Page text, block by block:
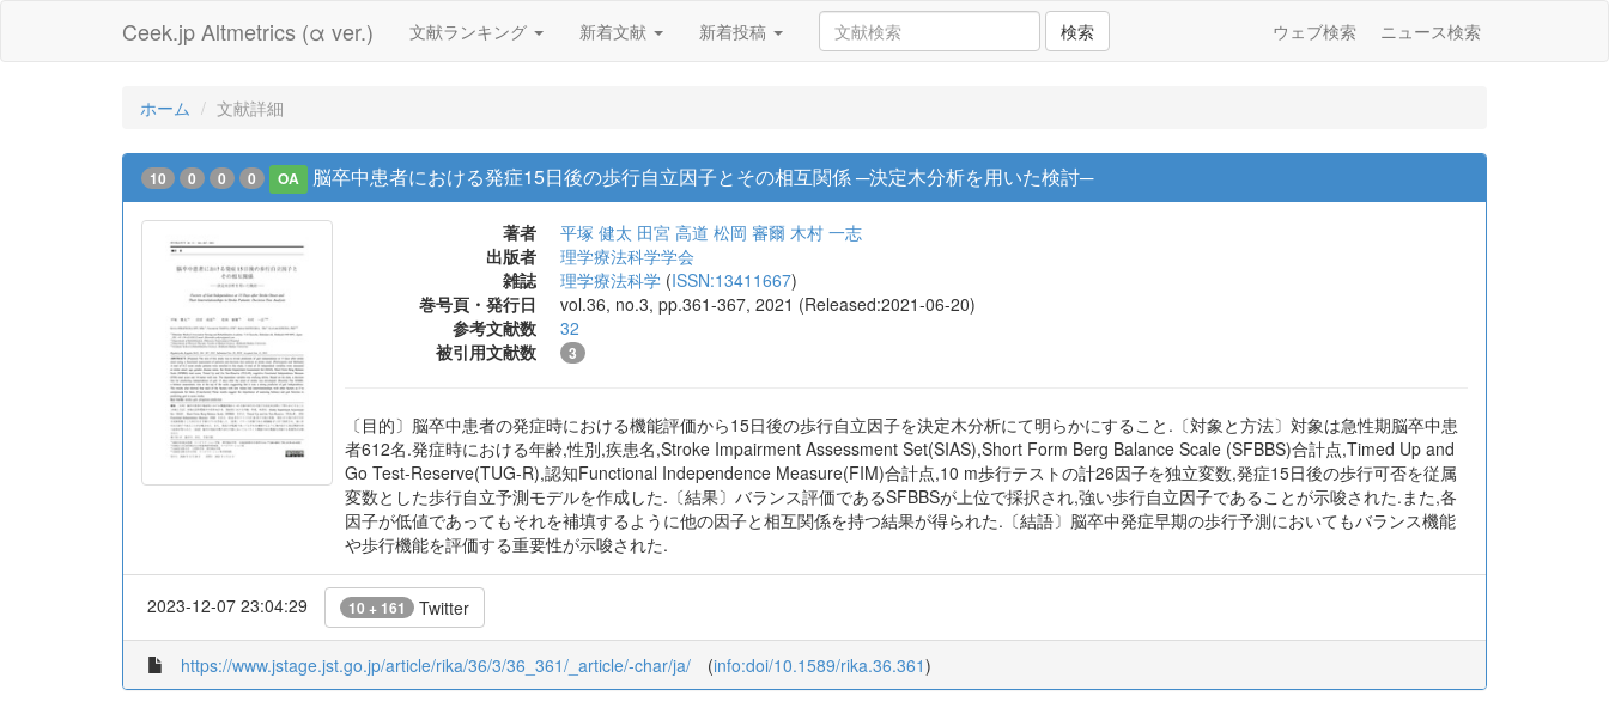
Ceek.jp Altmetrics (α ver.) 文献ランキング 新着文献 新着投稿 検索 ウェブ検索 ニュース検索
ホーム 文献詳細
10 0 0 0 OA 脳卒中患者における発症15日後の歩行自立因子とその相互関係 ─決定木分析を用いた検討─
著者 平塚 健太 田宮 高道 松岡 審爾 木村 一志
出版者
理学療法科学学会
雑誌
理学療法科学 (ISSN:13411667)
巻号頁・発行日
vol.36, no.3, pp.361-367, 2021 (Released:2021-06-20)
参考文献数
32
被引用文献数
3
〔目的〕脳卒中患者の発症時における機能評価から15日後の歩行自立因子を決定木分析にて明らかにすること.〔対象と方法〕対象は急性期脳卒中患
者612名.発症時における年齢,性別,疾患名,Stroke Impairment Assessment Set(SIAS),Short Form Berg Balance Scale (SFBBS)合計点,Timed Up and
Go Test-Reserve(TUG-R),認知Functional Independence Measure(FIM)合計点,10 m歩行テストの計26因子を独立変数,発症15日後の歩行可否を従属
変数とした歩行自立予測モデルを作成した.〔結果〕バランス評価であるSFBBSが上位で採択され,強い歩行自立因子であることが示唆された.また,各
因子が低値であってもそれを補填するように他の因子と相互関係を持つ結果が得られた.〔結語〕脳卒中発症早期の歩行予測においてもバランス機能
や歩行機能を評価する重要性が示唆された.
2023-12-07 23:04:29 10 + 161 Twitter
https://www.jstage.jst.go.jp/article/rika/36/3/36_361/_article/-char/ja/ (info:doi/10.1589/rika.36.361)